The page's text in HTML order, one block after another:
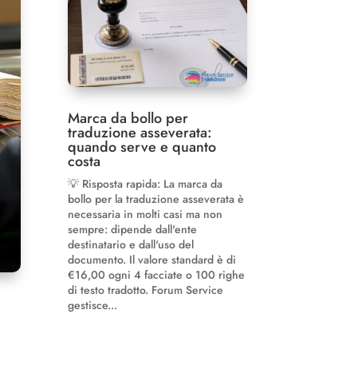
Marca da bollo per
traduzione asseverata:
quando serve e quanto
costa
💡 Risposta rapida: La marca da
bollo per la traduzione asseverata è
necessaria in molti casi ma non
sempre: dipende dall'ente
destinatario e dall'uso del
documento. Il valore standard è di
€16,00 ogni 4 facciate o 100 righe
di testo tradotto. Forum Service
gestisce...